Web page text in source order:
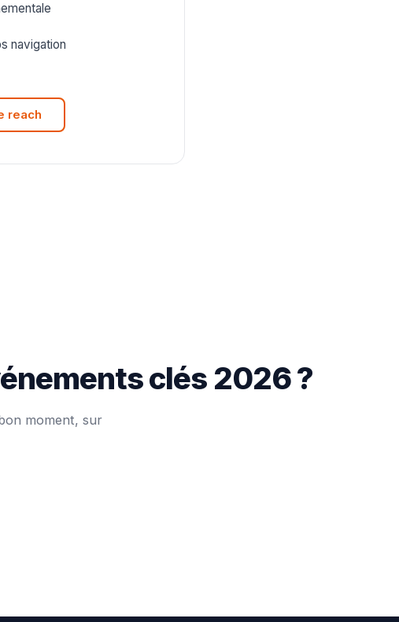
navigation
reach
clés 2026 ?
moment, sur